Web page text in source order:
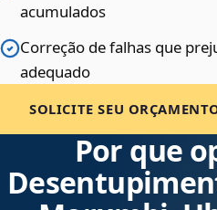
acumulados
Correção de falhas que
adequado
SOLICITE SEU
Por que